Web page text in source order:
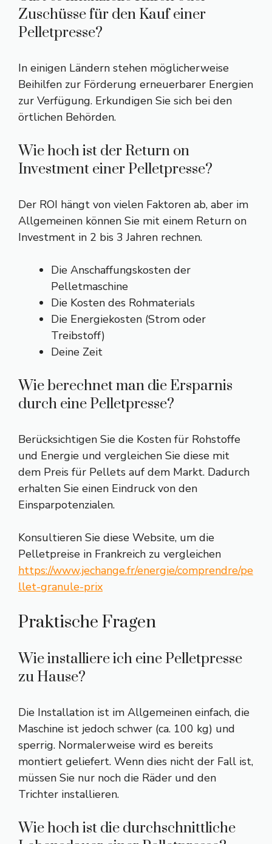
Zuschüsse für den Kauf einer
Pelletpresse?
In einigen Ländern stehen möglicherweise
Beihilfen zur Förderung erneuerbarer Energien
zur Verfügung. Erkundigen Sie sich bei den
örtlichen Behörden.
Wie hoch ist der Return on
Investment einer Pelletpresse?
Der ROI hängt von vielen Faktoren ab, aber im
Allgemeinen können Sie mit einem Return on
Investment in 2 bis 3 Jahren rechnen.
Die Anschaffungskosten der
Pelletmaschine
Die Kosten des Rohmaterials
Die Energiekosten (Strom oder
Treibstoff)
Deine Zeit
Wie berechnet man die Ersparnis
durch eine Pelletpresse?
Berücksichtigen Sie die Kosten für Rohstoffe
und Energie und vergleichen Sie diese mit
dem Preis für Pellets auf dem Markt. Dadurch
erhalten Sie einen Eindruck von den
Einsparpotenzialen.
Konsultieren Sie diese Website, um die
Pelletpreise in Frankreich zu vergleichen
https://www.jechange.fr/energie/comprendre/pe
llet-granule-prix
Praktische Fragen
Wie installiere ich eine Pelletpresse
zu Hause?
Die Installation ist im Allgemeinen einfach, die
Maschine ist jedoch schwer (ca. 100 kg) und
sperrig. Normalerweise wird es bereits
montiert geliefert. Wenn dies nicht der Fall ist,
müssen Sie nur noch die Räder und den
Trichter installieren.
Wie hoch ist die durchschnittliche